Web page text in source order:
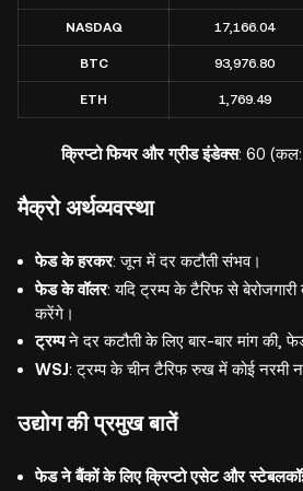
NASDAQ 17,166.04
BTC 93,976.80
ETH 1,769.49
क्रिप्टो फियर और ग्रीड इंडेक्स: 60 (कल:
मैक्रो अर्थव्यवस्था
फेड के हरकर: जून में दर कटौती संभव।
फेड के वॉलर: यदि ट्रम्प के टैरिफ से बेरोजगारी
करेंगे।
ट्रम्पने दर कटौती के लिए बार-बार मांग की,
WSJ: ट्रम्प के चीन टैरिफ रुख में कोई नरमी
उद्योग की प्रमुख बातें
फेड ने बैंकों के लिए क्रिप्टो एसेट और स्टेबलकॉइन